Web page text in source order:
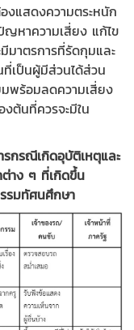
งแสดงความตระหนัก
ญหาความเสี่ยง แก้ไข
มาตรการที่รัดกุมและ
เป็นผู้มีส่วนได้ส่วน
พร้อมลดความเสี่ยง
ต้นที่ควรจะมีใน
รกรณีเกิดอุบัติเหตุและ
าง ๆ ที่เกิดขึ้น
รมทัศนศึกษา